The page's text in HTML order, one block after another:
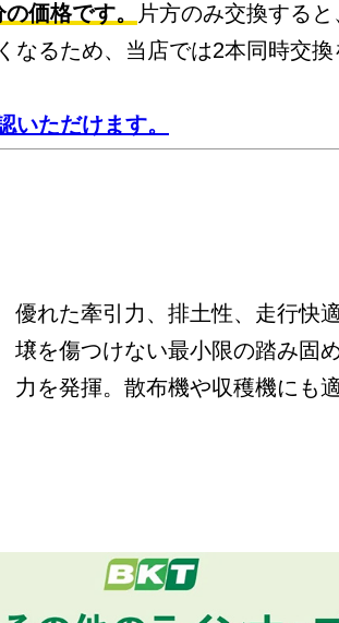
価格です。
片方のみ交換する
なるため、当店では2本同時交
いただけます。
優れた牽引力、排土性、走行快
壌を傷つけない最小限の踏み固
力を発揮。散布機や収穫機にも